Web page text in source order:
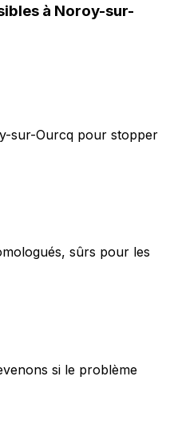
à Noroy-sur-
sur-Ourcq pour stopper
sûrs pour les
si le problème